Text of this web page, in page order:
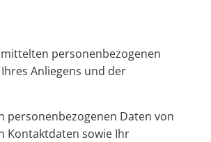
personenbezogenen
Anliegens und der
personenbezogenen Daten von
Kontaktdaten sowie Ihr